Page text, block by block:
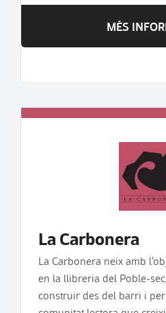
MÉS
La Carbonera
La Carbonera neix amb
en la llibreria del Poble-
construir des del barri i